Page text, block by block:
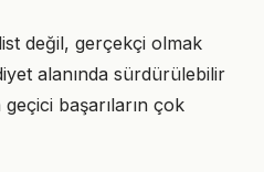
değil, gerçekçi olmak
alanında sürdürülebilir
başarıların çok